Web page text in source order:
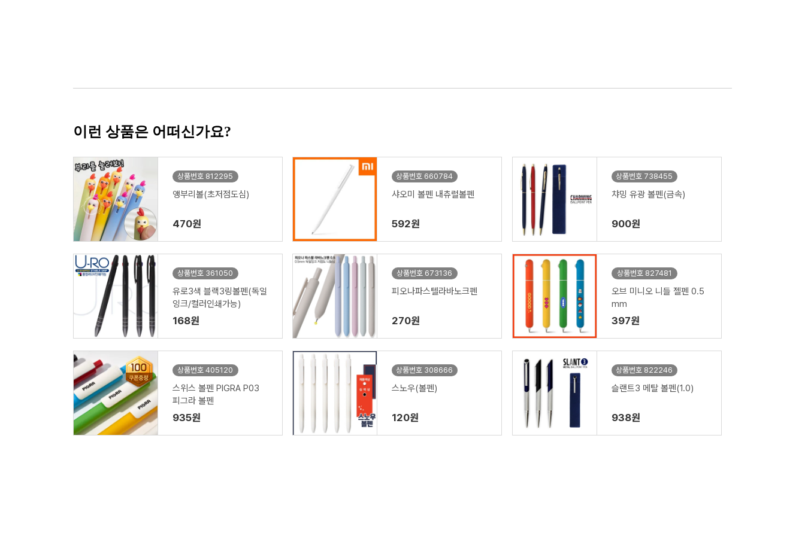
이런 상품은 어떠신가요?
상품번호 812295
앵부리볼(초저점도심)
470원
상품번호 660784
샤오미 볼펜 내츄럴볼펜
592원
상품번호 738455
챠밍 유광 볼펜(금속)
900원
상품번호 361050
유로3색 블랙3링볼펜(독일
잉크/컬러인쇄가능)
168원
상품번호 673136
피오나파스텔라바노크펜
270원
상품번호 827481
오브 미니오 니들 젤펜 0.5
mm
397원
상품번호 405120
스위스 볼펜 PIGRA P03
피그라 볼펜
935원
상품번호 308666
스노우(볼펜)
120원
상품번호 822246
슬랜트3 메탈 볼펜(1.0)
938원